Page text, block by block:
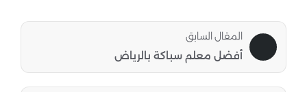
إذا كان الانسداد داخل مواسير قديمة أو تلف كبير.
المقال السابق
أفضل معلم سباكة بالرياض